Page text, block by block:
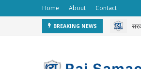
Home About Contact
BREAKING NEWS